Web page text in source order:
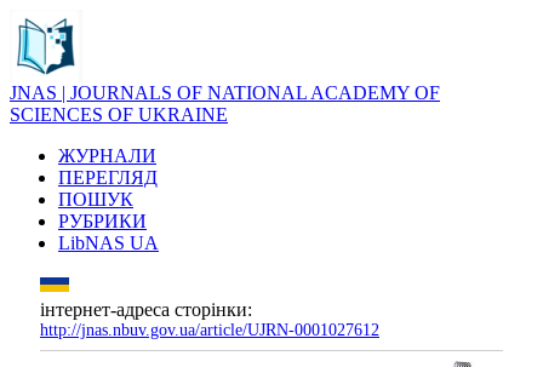
JNAS | JOURNALS OF NATIONAL ACADEMY OF
SCIENCES OF UKRAINE
ЖУРНАЛИ
ПЕРЕГЛЯД
ПОШУК
РУБРИКИ
LibNAS UA
інтернет-адреса сторінки:
http://jnas.nbuv.gov.ua/article/UJRN-0001027612